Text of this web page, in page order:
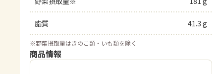
脂質 41.3 g
※野菜摂取量はきのこ類・いも類を除く
商品情報